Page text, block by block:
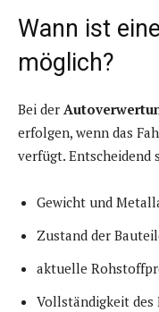
Wann ist
möglich?
Bei der
erfolgen, wenn das
verfügt. Entscheidend
Gewicht und
Zustand der
aktuelle
Vollständigkeit des